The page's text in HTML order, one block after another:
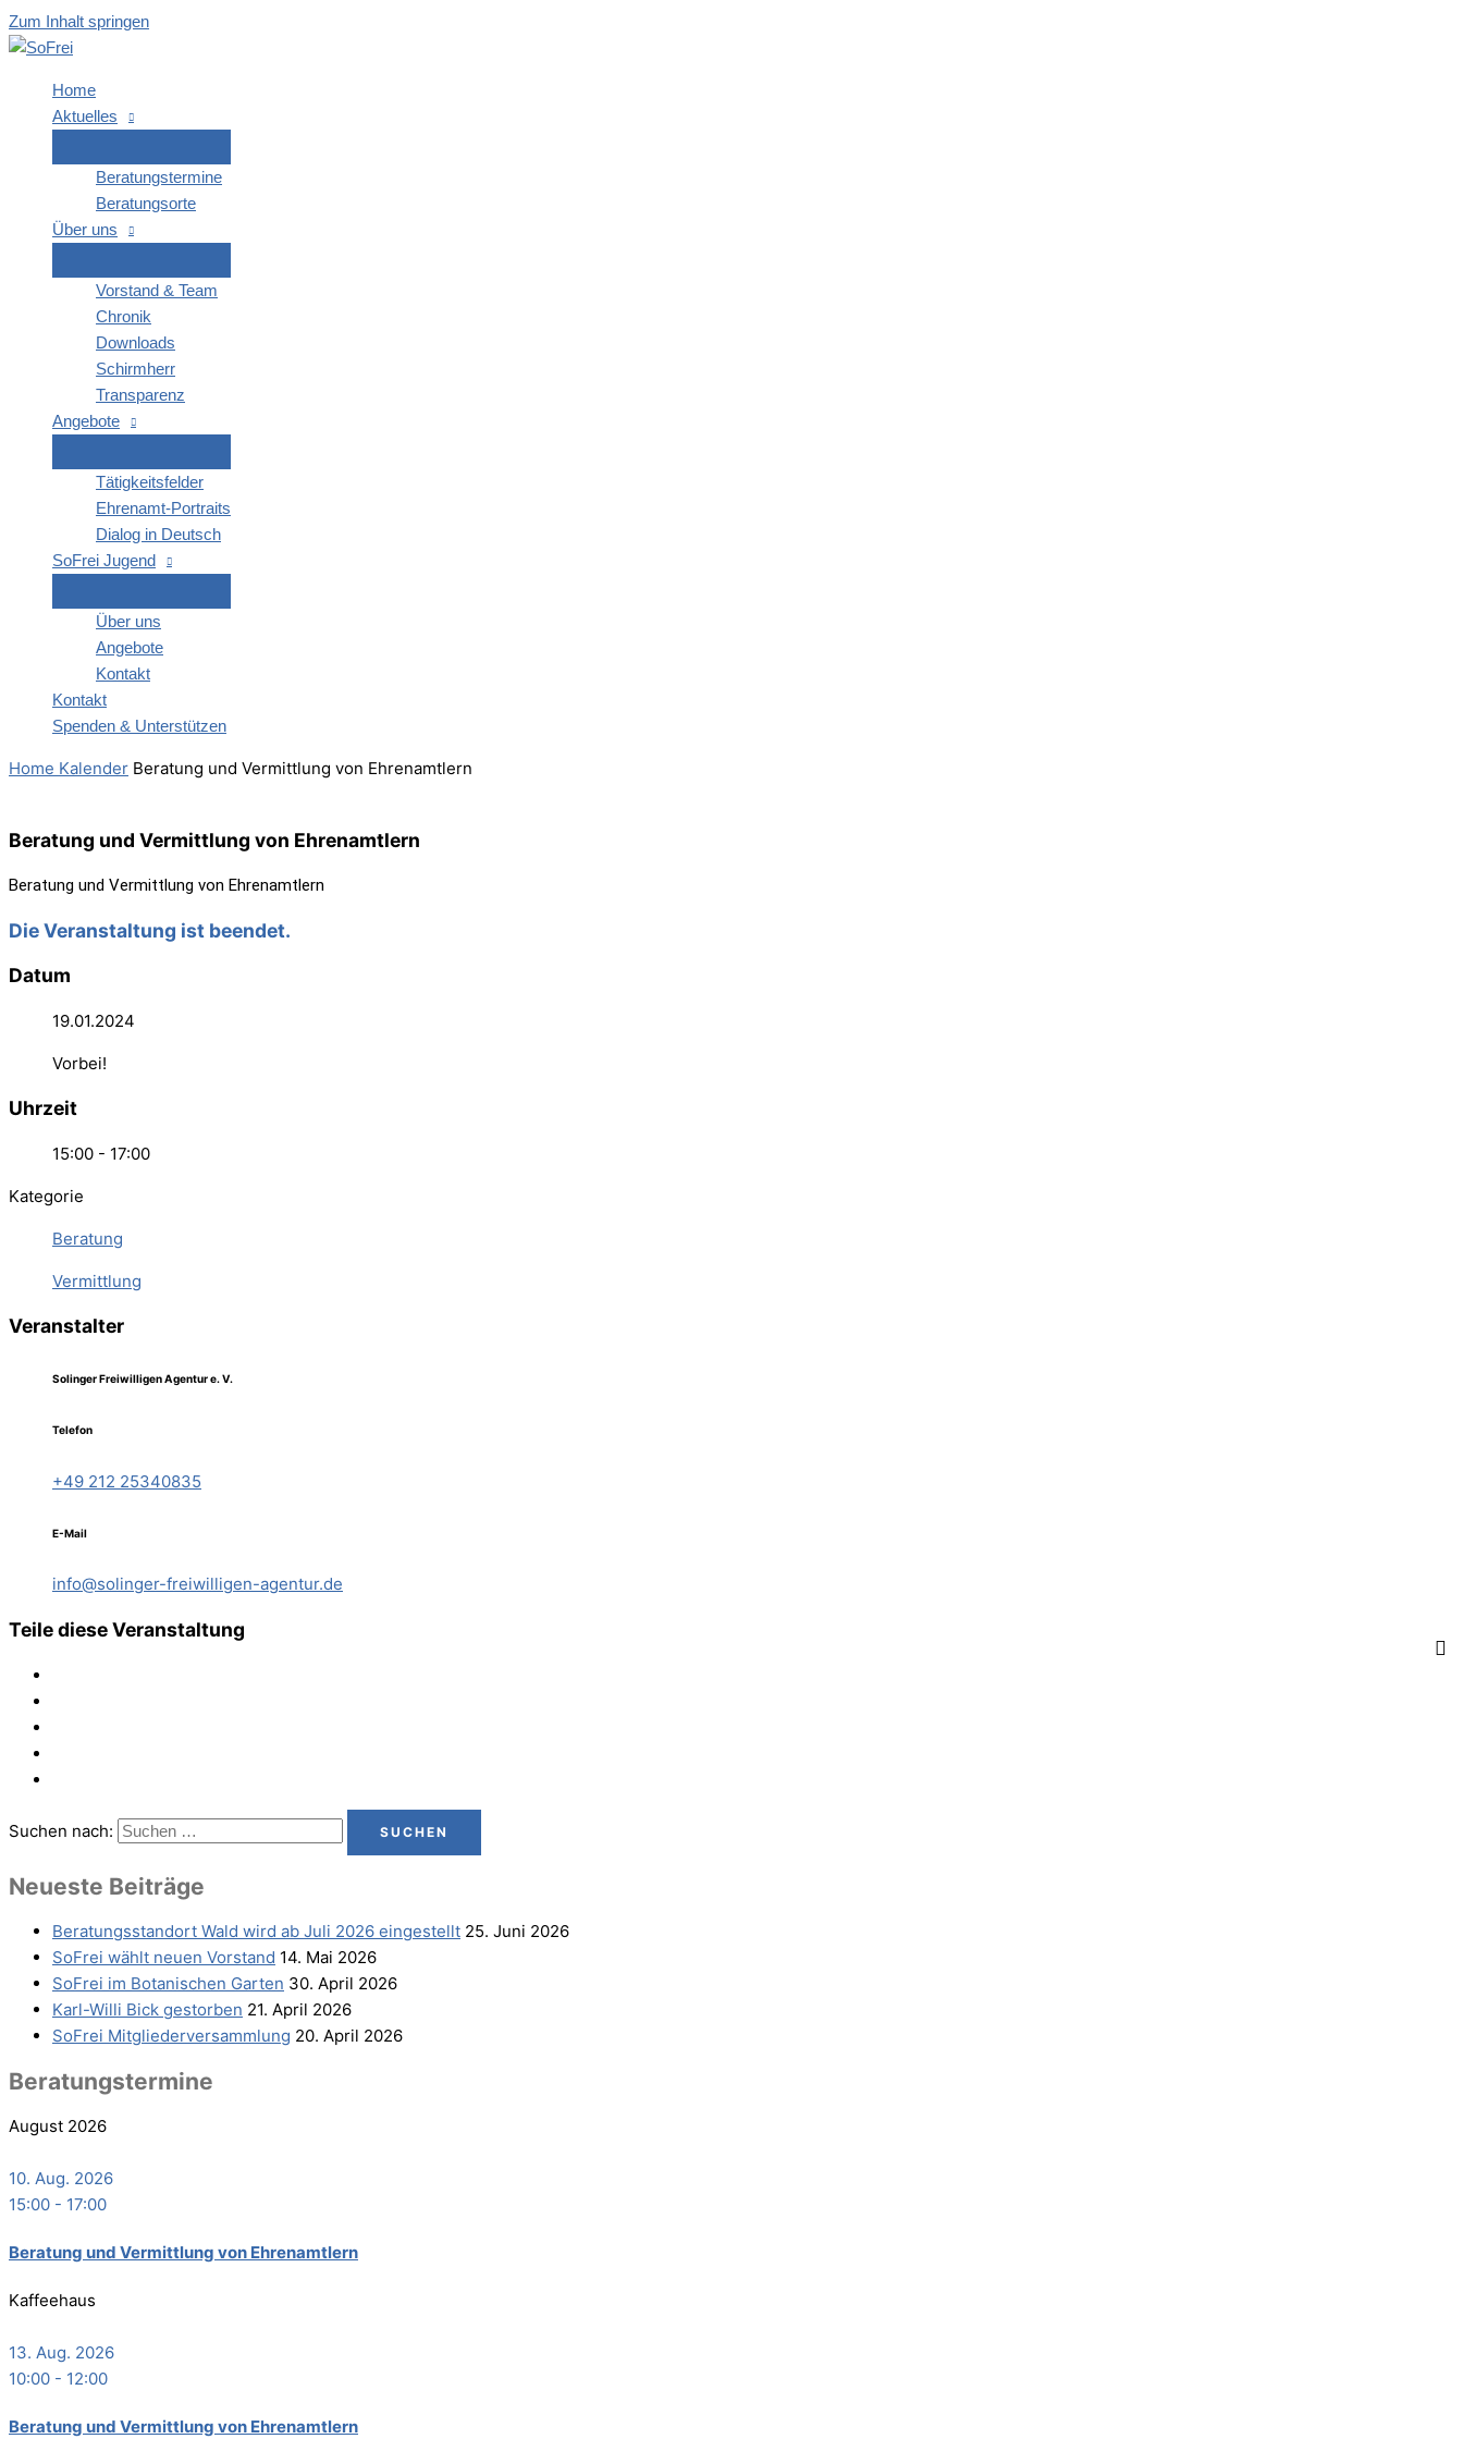
Zum Inhalt springen
Home
Aktu­el­les
Bera­tungs­ter­mi­ne
Bera­tungs­or­te
Über uns
Vor­stand & Team
Chro­nik
Down­loads
Schirm­herr
Trans­pa­renz
Ange­bo­te
Tätig­keits­fel­der
Ehren­amt-Por­­traits
Dia­log in Deutsch
SoFrei Jugend
Über uns
Ange­bo­te
Kon­takt
Kon­takt
Spen­den & Unterstützen
Home Kalender Bera­tung und Ver­mitt­lung von Ehrenamtlern
Bera­tung und Ver­mitt­lung von Ehrenamtlern
Bera­tung und Ver­mitt­lung von Ehrenamtlern
Die Veranstaltung ist beendet.
Datum
19.01.2024
Vorbei!
Uhrzeit
15:00 - 17:00
Kategorie
Beratung
Vermittlung
Veranstalter
Solinger Freiwilligen Agentur e. V.
Telefon
+49 212 25340835
E-Mail
info@solinger-freiwilligen-agentur.de
Teile diese Veranstaltung
Suchen nach:
Neu­es­te Beiträge
Bera­tungs­stand­ort Wald wird ab Juli 2026 eingestellt 25. Juni 2026
SoFrei wählt neu­en Vorstand 14. Mai 2026
SoFrei im Bota­ni­schen Garten 30. April 2026
Karl-Wil­li Bick gestorben 21. April 2026
SoFrei Mit­glie­der­ver­samm­lung 20. April 2026
Bera­tungs­ter­mi­ne
August 2026
10. Aug. 2026
15:00 - 17:00
Bera­tung und Ver­mitt­lung von Ehrenamtlern
Kaffeehaus
13. Aug. 2026
10:00 - 12:00
Bera­tung und Ver­mitt­lung von Ehrenamtlern